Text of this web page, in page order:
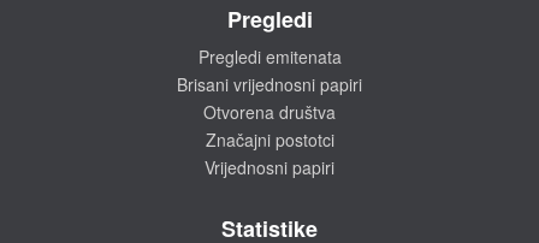
Pregledi
Pregledi emitenata
Brisani vrijednosni papiri
Otvorena društva
Značajni postotci
Vrijednosni papiri
Statistike